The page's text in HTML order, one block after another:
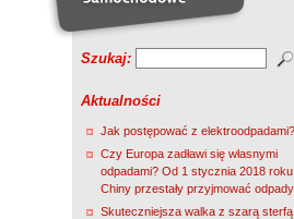
Szukaj:
Aktualności
Jak postępować z elektroodpadami?
Czy Europa zadławi się własnymi
odpadami? Od 1 stycznia 2018 roku
Chiny przestały przyjmować odpady.
Skuteczniejsza walka z szarą